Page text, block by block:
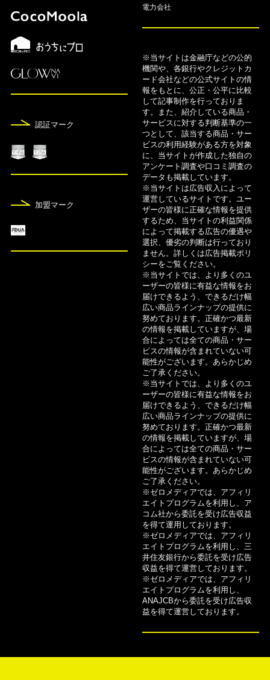
FX口座9社のスワップポイント比較ランキング【2
【2026年8月】FXのキャンペーン・キャッシュバ
8月5日
カードローンおすすめ24社人気ランキング！金利
比較【2026年版】
8月5日
コストコで使えるクレジットカードおすすめ11
選！即日発行可能なカードも紹介
審査の甘いカードローンは？即日融資におすすめ1
【2026年】即日融資が可能なカードローン14選！
審査なしで借りやすいのは？
電力会社
※当サイトは金融庁などの公的
機関や、各銀行やクレジットカ
ード会社などの公式サイトの情
報をもとに、公正・公平に比較
して記事制作を行っておりま
す。また、紹介している商品・
サービスに対する判断基準の一
つとして、該当する商品・サー
ビスの利用経験がある方を対象
に、当サイトが作成した独自の
アンケート調査や口コミ調査の
データも掲載しています。
※当サイトは広告収入によって
運営しているサイトです。ユー
ザーの皆様に正確な情報を提供
するため、当サイトの利益関係
によって掲載する広告の優遇や
選択、優劣の判断は行っており
ません。詳しくは広告掲載ポリ
シーをご覧ください。
※当サイトでは、より多くのユ
ーザーの皆様に有益な情報をお
届けできるよう、できるだけ幅
広い商品ラインナップの提供に
努めております。正確かつ最新
の情報を掲載していますが、場
合によっては全ての商品・サー
ビスの情報が含まれていない可
能性がございます。あらかじめ
ご了承ください。
※当サイトでは、より多くのユ
ーザーの皆様に有益な情報をお
届けできるよう、できるだけ幅
広い商品ラインナップの提供に
努めております。正確かつ最新
の情報を掲載していますが、場
合によっては全ての商品・サー
ビスの情報が含まれていない可
能性がございます。あらかじめ
ご了承ください。
※ゼロメディアでは、アフィリ
エイトプログラムを利用し、ア
コム社から委託を受け広告収益
を得て運用しております。
※ゼロメディアでは、アフィリ
エイトプログラムを利用し、三
井住友銀行から委託を受け広告
収益を得て運営しております。
※ゼロメディアでは、アフィリ
エイトプログラムを利用し、
ANAJCBから委託を受け広告収
益を得て運営しております。
認証マーク
加盟マーク